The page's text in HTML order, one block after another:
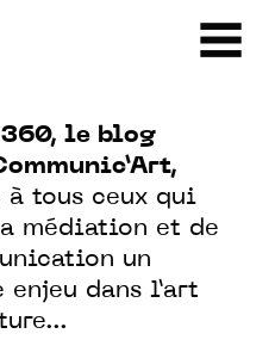
le blog
à tous ceux qui
médiation et de
un
dans l’art